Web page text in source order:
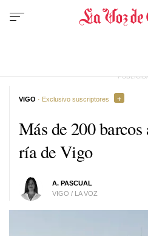
Más de 200
ría de Vigo
A. PASCUAL
VIGO / LA VOZ
VIGO · Exclusivo suscriptores